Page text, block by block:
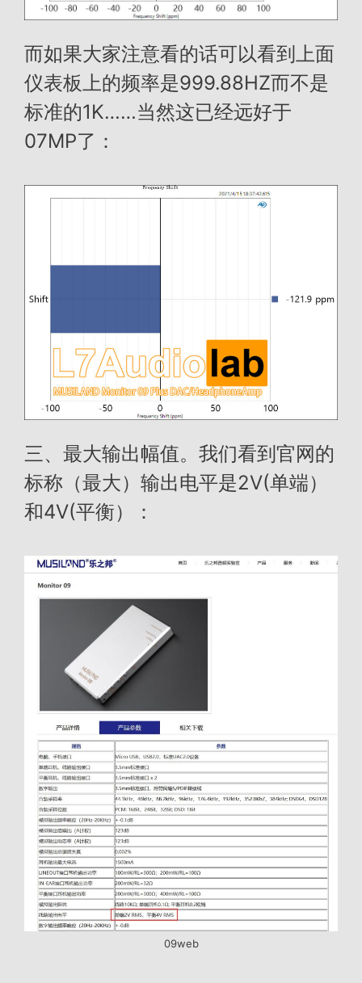
而如果大家注意看的话可以看到上面
仪表板上的频率是999.88HZ而不是
标准的1K……当然这已经远好于
07MP了：
三、最大输出幅值。我们看到官网的
标称（最大）输出电平是2V(单端）
和4V(平衡）：
09web